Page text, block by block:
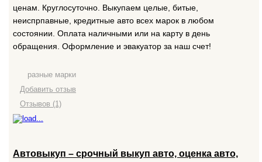
ценам. Круглосуточно. Выкупаем целые, битые,
неиспрпавные, кредитные авто всех марок в любом
состоянии. Оплата наличными или на карту в день
обращения. Оформление и эвакуатор за наш счет!
разные марки
Добавить отзыв
Отзывов (1)
Автовыкуп – срочный выкуп авто, оценка авто,